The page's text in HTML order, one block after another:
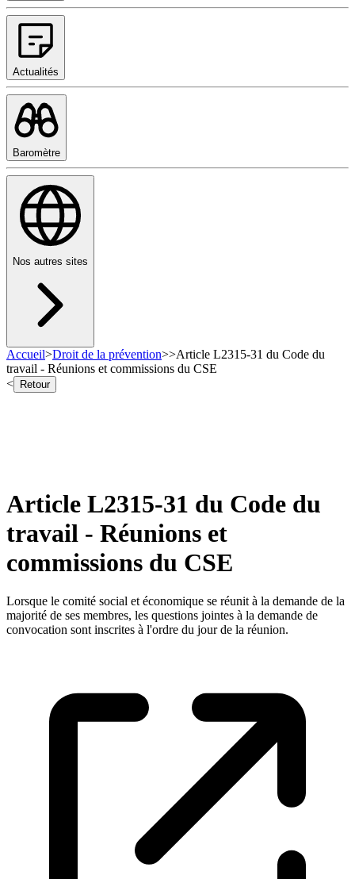
Actualités
Baromètre
Nos autres sites
Accueil>Droit de la prévention>>Article L2315-31 du Code du
travail - Réunions et commissions du CSE
<
Retour
Article L2315-31 du Code du
travail - Réunions et
commissions du CSE
Lorsque le comité social et économique se réunit à la demande de la
majorité de ses membres, les questions jointes à la demande de
convocation sont inscrites à l'ordre du jour de la réunion.